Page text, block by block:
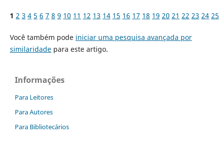
1 2 3 4 5 6 7 8 9 10 11 12 13 14 15 16 17 18 19 20 21 22 23 24 25
Você também pode iniciar uma pesquisa avançada por
similaridadepara este artigo.
Informações
Para Leitores
Para Autores
Para Bibliotecários